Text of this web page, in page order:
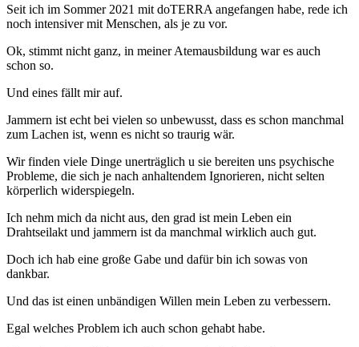
Seit ich im Sommer 2021 mit doTERRA angefangen habe, rede ich
noch intensiver mit Menschen, als je zu vor.
Ok, stimmt nicht ganz, in meiner Atemausbildung war es auch
schon so.
Und eines fällt mir auf.
Jammern ist echt bei vielen so unbewusst, dass es schon manchmal
zum Lachen ist, wenn es nicht so traurig wär.
Wir finden viele Dinge unerträglich u sie bereiten uns psychische
Probleme, die sich je nach anhaltendem Ignorieren, nicht selten
körperlich widerspiegeln.
Ich nehm mich da nicht aus, den grad ist mein Leben ein
Drahtseilakt und jammern ist da manchmal wirklich auch gut.
Doch ich hab eine große Gabe und dafür bin ich sowas von
dankbar.
Und das ist einen unbändigen Willen mein Leben zu verbessern.
Egal welches Problem ich auch schon gehabt habe.